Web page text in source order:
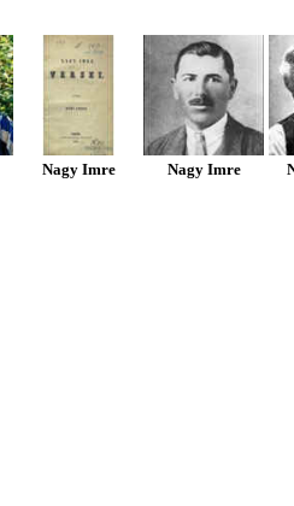
Nagy Imre Nagy Imre